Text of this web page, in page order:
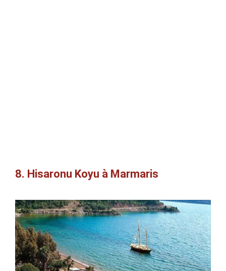
8. Hisaronu Koyu à Marmaris